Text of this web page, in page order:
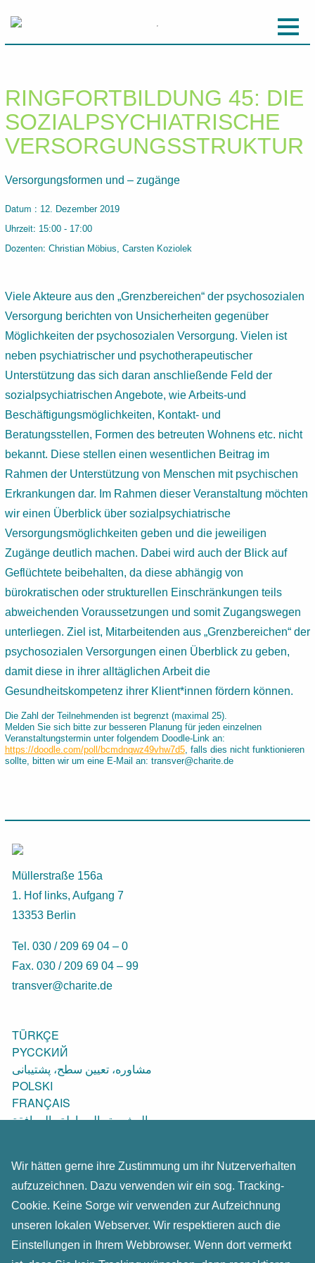
RINGFORTBILDUNG 45: DIE
SOZIALPSYCHIATRISCHE
VERSORGUNGSSTRUKTUR
Versorgungsformen und – zugänge
Datum : 12. Dezember 2019
Uhrzeit: 15:00 - 17:00
Dozenten: Christian Möbius, Carsten Koziolek
Viele Akteure aus den „Grenzbereichen“ der psychosozialen
Versorgung berichten von Unsicherheiten gegenüber
Möglichkeiten der psychosozialen Versorgung. Vielen ist
neben psychiatrischer und psychotherapeutischer
Unterstützung das sich daran anschließende Feld der
sozialpsychiatrischen Angebote, wie Arbeits-und
Beschäftigungsmöglichkeiten, Kontakt- und
Beratungsstellen, Formen des betreuten Wohnens etc. nicht
bekannt. Diese stellen einen wesentlichen Beitrag im
Rahmen der Unterstützung von Menschen mit psychischen
Erkrankungen dar. Im Rahmen dieser Veranstaltung möchten
wir einen Überblick über sozialpsychiatrische
Versorgungsmöglichkeiten geben und die jeweiligen
Zugänge deutlich machen. Dabei wird auch der Blick auf
Geflüchtete beibehalten, da diese abhängig von
bürokratischen oder strukturellen Einschränkungen teils
abweichenden Voraussetzungen und somit Zugangswegen
unterliegen. Ziel ist, Mitarbeitenden aus „Grenzbereichen“ der
psychosozialen Versorgungen einen Überblick zu geben,
damit diese in ihrer alltäglichen Arbeit die
Gesundheitskompetenz ihrer Klient*innen fördern können.
Die Zahl der Teilnehmenden ist begrenzt (maximal 25).
Melden Sie sich bitte zur besseren Planung für jeden einzelnen
Veranstaltungstermin unter folgendem Doodle-Link an:
https://doodle.com/poll/bcmdnqwz49vhw7d5, falls dies nicht funktionieren
sollte, bitten wir um eine E-Mail an: transver@charite.de
Müllerstraße 156a
1. Hof links, Aufgang 7
13353 Berlin
Tel. 030 / 209 69 04 – 0
Fax. 030 / 209 69 04 – 99
transver@charite.de
TÜRKÇE
PYCCKИЙ
مشاوره، تعیین سطح، پشتیبانی
POLSKI
FRANÇAIS
المشورة والوساطة والمرافقة
Impressum & Datenschutz-Erklärung
Kontakt
Wir hätten gerne ihre Zustimmung um ihr Nutzerverhalten
aufzuzeichnen. Dazu verwenden wir ein sog. Tracking-
Cookie. Keine Sorge wir verwenden zur Aufzeichnung
unseren lokalen Webserver. Wir respektieren auch die
Einstellungen in Ihrem Webbrowser. Wenn dort vermerkt